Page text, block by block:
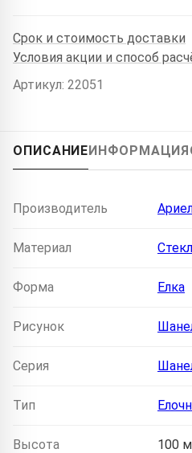
Срок и стоимость доставки
Условия акции и способ
Артикул: 22051
ОПИСАНИЕИНФОРМАЦИЯ
Производитель
Материал
Форма Елка
Рисунок
Серия
Тип
Высота 100